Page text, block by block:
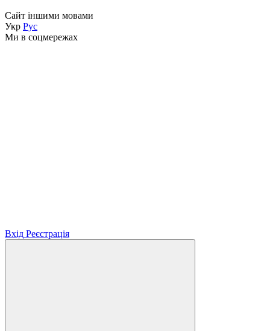
Сайт іншими мовами
Укр Рус
Ми в соцмережах
Вхід Реєстрація